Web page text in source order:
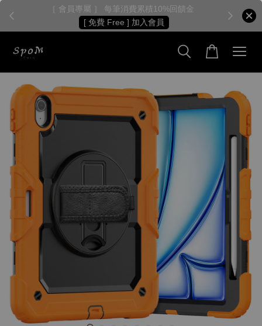
［ 會員專屬 ］ 每筆消費累積10%回饋金
[ 免費 Free ] 加入會員